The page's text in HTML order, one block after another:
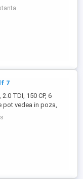
o mașină
extrem de fiabilă și cu
de * Autoturismul a
7
TDI, 150 CP, 6
pot vedea in poza,
Distronic, Lane
Go,
pe volan, încălzire